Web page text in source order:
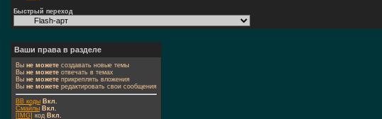
Быстрый переход
Ваши права в разделе
Вы не можете создавать новые темы
Вы не можете отвечать в темах
Вы не можете прикреплять вложения
Вы не можете редактировать свои сообщения
BB коды Вкл.
Смайлы Вкл.
[IMG] код Вкл.